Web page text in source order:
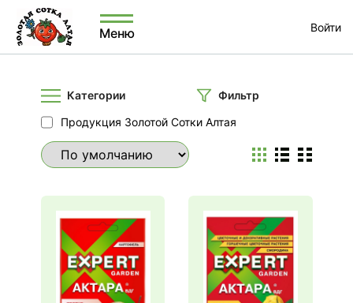
Меню Войти
Категории
Фильтр
Продукция Золотой Сотки Алтая